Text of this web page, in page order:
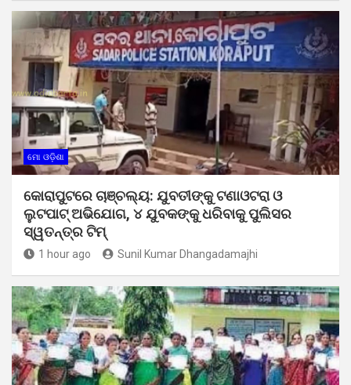
ମୋ ଓଡ଼ିଶା
କୋରାପୁଟରେ ଚାଞ୍ଚଲ୍ୟ: ଯୁବତୀଙ୍କୁ ଟଣାଓଟରା ଓ
ଲୁଟପାଟ୍ ଅଭିଯୋଗ, ୪ ଯୁବକଙ୍କୁ ଧରିବାକୁ ପୁଲିସର
ସ୍ୱତନ୍ତ୍ର ଟିମ୍
1 hour ago Sunil Kumar Dhangadamajhi